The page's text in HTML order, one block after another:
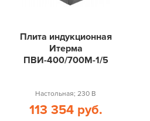
Плита индукционная
Итерма
ПВИ-400/700М-1/5
Настольная; 230 В
113 354 руб.